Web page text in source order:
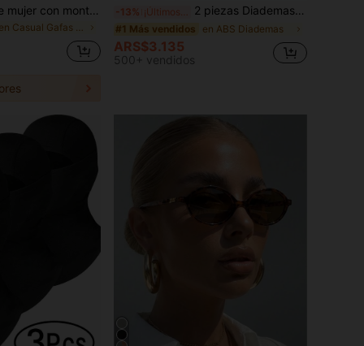
2 piezas Gafas de mujer con montura ovalada y lentes planos, Gafas de ordenador con estilo retro Y2K, Montura ovalada pequeña personalizada para uso diario
en Casual Gafas y accesorios para gafas de mujer
-13% 2 piezas Diademas básicas simples de onda grande para mujeres, diademas para maquillaje, diademas de plástico, uso diario
#1 Más vendidos en ABS Diademas
ARS$3.135
500+ vendidos